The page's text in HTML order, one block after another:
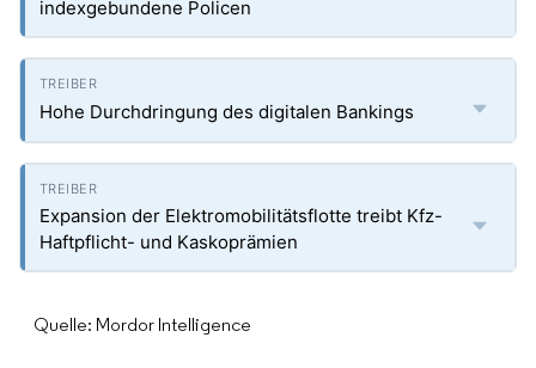
indexgebundene Policen
Hohe Durchdringung des digitalen Bankings
Expansion der Elektromobilitätsflotte treibt Kfz-
Haftpflicht- und Kaskoprämien
Quelle: Mordor Intelligence